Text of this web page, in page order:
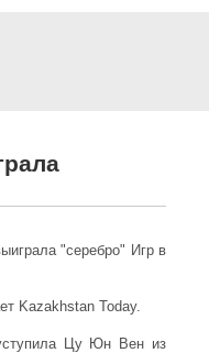
"серебро" Игр в
Kazakhstan Today.
Цу Юн Вен из